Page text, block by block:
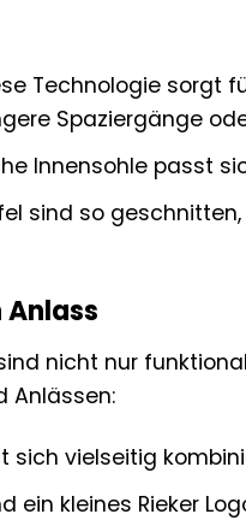
Technologie sorgt
Spaziergänge
Innensohle passt
sind so
Anlass
nicht nur
Anlässen:
sich vielseitig
ein kleines Rieker